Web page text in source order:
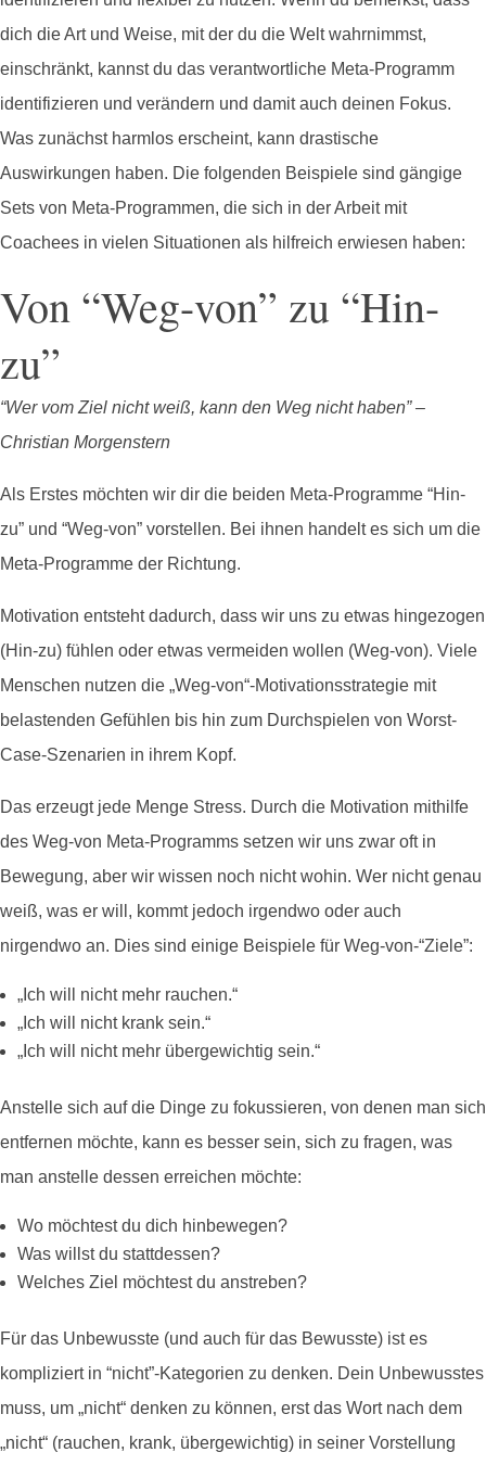
dich die Art und Weise, mit der du die Welt wahrnimmst,
einschränkt, kannst du das verantwortliche Meta-Programm
identifizieren und verändern und damit auch deinen Fokus.
Was zunächst harmlos erscheint, kann drastische
Auswirkungen haben. Die folgenden Beispiele sind gängige
Sets von Meta-Programmen, die sich in der Arbeit mit
Coachees in vielen Situationen als hilfreich erwiesen haben:
Von “Weg-von” zu “Hin-
zu”
“Wer vom Ziel nicht weiß, kann den Weg nicht haben” –
Christian Morgenstern
Als Erstes möchten wir dir die beiden Meta-Programme “Hin-
zu” und “Weg-von” vorstellen. Bei ihnen handelt es sich um die
Meta-Programme der Richtung.
Motivation entsteht dadurch, dass wir uns zu etwas hingezogen
(Hin-zu) fühlen oder etwas vermeiden wollen (Weg-von). Viele
Menschen nutzen die „Weg-von“-Motivationsstrategie mit
belastenden Gefühlen bis hin zum Durchspielen von Worst-
Case-Szenarien in ihrem Kopf.
Das erzeugt jede Menge Stress. Durch die Motivation mithilfe
des Weg-von Meta-Programms setzen wir uns zwar oft in
Bewegung, aber wir wissen noch nicht wohin. Wer nicht genau
weiß, was er will, kommt jedoch irgendwo oder auch
nirgendwo an. Dies sind einige Beispiele für Weg-von-“Ziele”:
„Ich will nicht mehr rauchen.“
„Ich will nicht krank sein.“
„Ich will nicht mehr übergewichtig sein.“
Anstelle sich auf die Dinge zu fokussieren, von denen man sich
entfernen möchte, kann es besser sein, sich zu fragen, was
man anstelle dessen erreichen möchte:
Wo möchtest du dich hinbewegen?
Was willst du stattdessen?
Welches Ziel möchtest du anstreben?
Für das Unbewusste (und auch für das Bewusste) ist es
kompliziert in “nicht”-Kategorien zu denken. Dein Unbewusstes
muss, um „nicht“ denken zu können, erst das Wort nach dem
„nicht“ (rauchen, krank, übergewichtig) in seiner Vorstellung